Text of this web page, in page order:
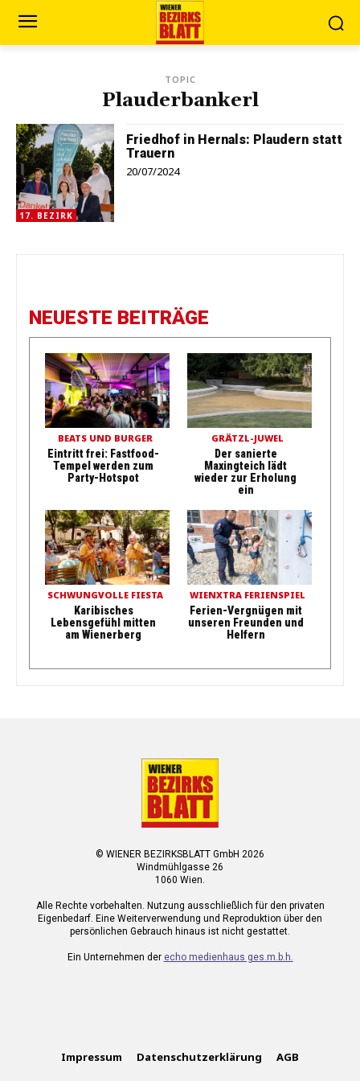
TOPIC
Plauderbankerl
17. BEZIRK
Friedhof in Hernals: Plaudern statt
Trauern
20/07/2024
NEUESTE BEITRÄGE
BEATS UND BURGER
Eintritt frei: Fastfood-
Tempel werden zum
Party-Hotspot
GRÄTZL-JUWEL
Der sanierte
Maxingteich lädt
wieder zur Erholung
ein
SCHWUNGVOLLE FIESTA
Karibisches
Lebensgefühl mitten
am Wienerberg
WIENXTRA FERIENSPIEL
Ferien-Vergnügen mit
unseren Freunden und
Helfern
© WIENER BEZIRKSBLATT GmbH 2026
Windmühlgasse 26
1060 Wien.
Alle Rechte vorbehalten. Nutzung ausschließlich für den privaten
Eigenbedarf. Eine Weiterverwendung und Reproduktion über den
persönlichen Gebrauch hinaus ist nicht gestattet.
Ein Unternehmen der echo medienhaus ges.m.b.h.
Impressum Datenschutzerklärung AGB